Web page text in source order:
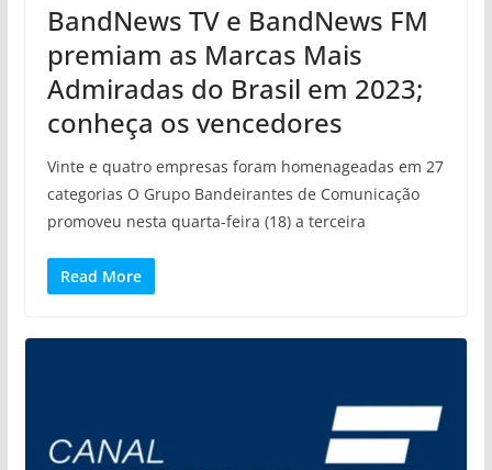
BandNews TV e BandNews FM
premiam as Marcas Mais
Admiradas do Brasil em 2023;
conheça os vencedores
Vinte e quatro empresas foram homenageadas em 27
categorias O Grupo Bandeirantes de Comunicação
promoveu nesta quarta-feira (18) a terceira
Read More